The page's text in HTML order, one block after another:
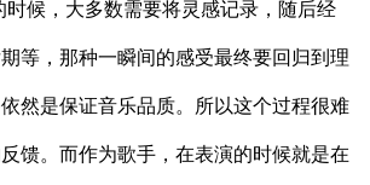
候，大多数需要将灵感记录，随后经
等，那种一瞬间的感受最终要回归到理
然是保证音乐品质。所以这个过程很难
馈。而作为歌手，在表演的时候就是在